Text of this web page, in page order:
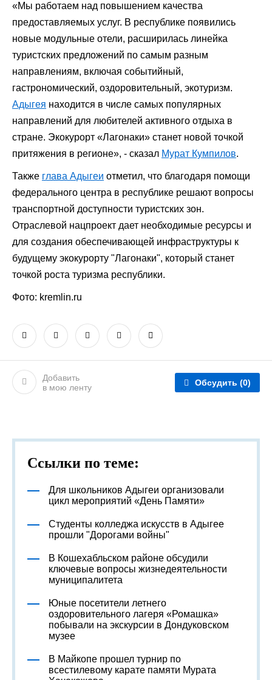
«Мы работаем над повышением качества
предоставляемых услуг. В республике появились
новые модульные отели, расширилась линейка
туристских предложений по самым разным
направлениям, включая событийный,
гастрономический, оздоровительный, экотуризм.
Адыгея находится в числе самых популярных
направлений для любителей активного отдыха в
стране. Экокурорт «Лагонаки» станет новой точкой
притяжения в регионе», - сказал Мурат Кумпилов.
Также глава Адыгеи отметил, что благодаря помощи
федерального центра в республике решают вопросы
транспортной доступности туристских зон.
Отраслевой нацпроект дает необходимые ресурсы и
для создания обеспечивающей инфраструктуры к
будущему экокурорту "Лагонаки", который станет
точкой роста туризма республики.
Фото: kremlin.ru
Добавить
в мою ленту
Обсудить (0)
Ссылки по теме:
Для школьников Адыгеи организовали
цикл мероприятий «День Памяти»
Студенты колледжа искусств в Адыгее
прошли "Дорогами войны"
В Кошехабльском районе обсудили
ключевые вопросы жизнедеятельности
муниципалитета
Юные посетители летнего
оздоровительного лагеря «Ромашка»
побывали на экскурсии в Дондуковском
музее
В Майкопе прошел турнир по
всестилевому карате памяти Мурата